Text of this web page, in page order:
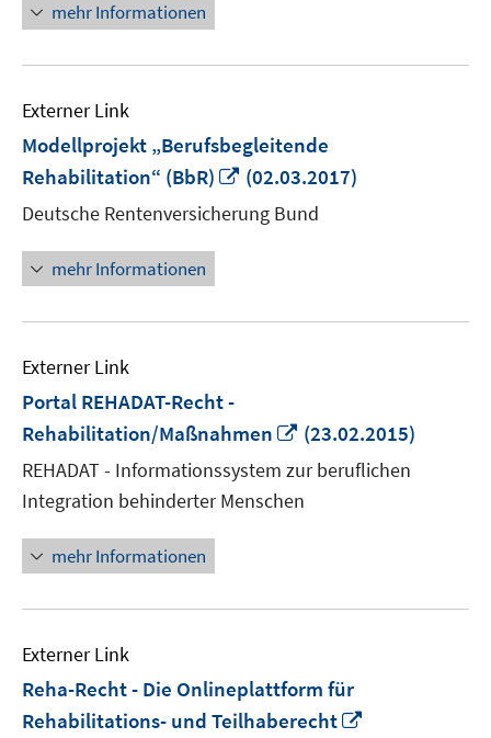
mehr Informationen
Externer Link
Modellprojekt „Berufsbegleitende
Rehabilitation“ (BbR)
In
Fenster
(02.03.2017)
Deutsche Rentenversicherung Bund
mehr Informationen
Externer Link
Portal REHADAT-Recht -
Rehabilitation/Maßnahmen
In
neuem
Fenster
öffnen
(23.02.2015)
REHADAT - Informationssystem zur beruflichen
Integration behinderter Menschen
mehr Informationen
Externer Link
Reha-Recht - Die Onlineplattform für
Rehabilitations- und Teilhaberecht